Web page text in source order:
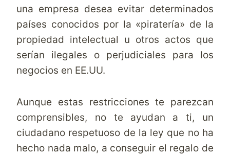
una empresa desea evitar determinados
países conocidos por la «piratería» de la
propiedad intelectual u otros actos que
serían ilegales o perjudiciales para los
negocios en EE.UU.
Aunque estas restricciones te parezcan
comprensibles, no te ayudan a ti, un
ciudadano respetuoso de la ley que no ha
hecho nada malo, a conseguir el regalo de